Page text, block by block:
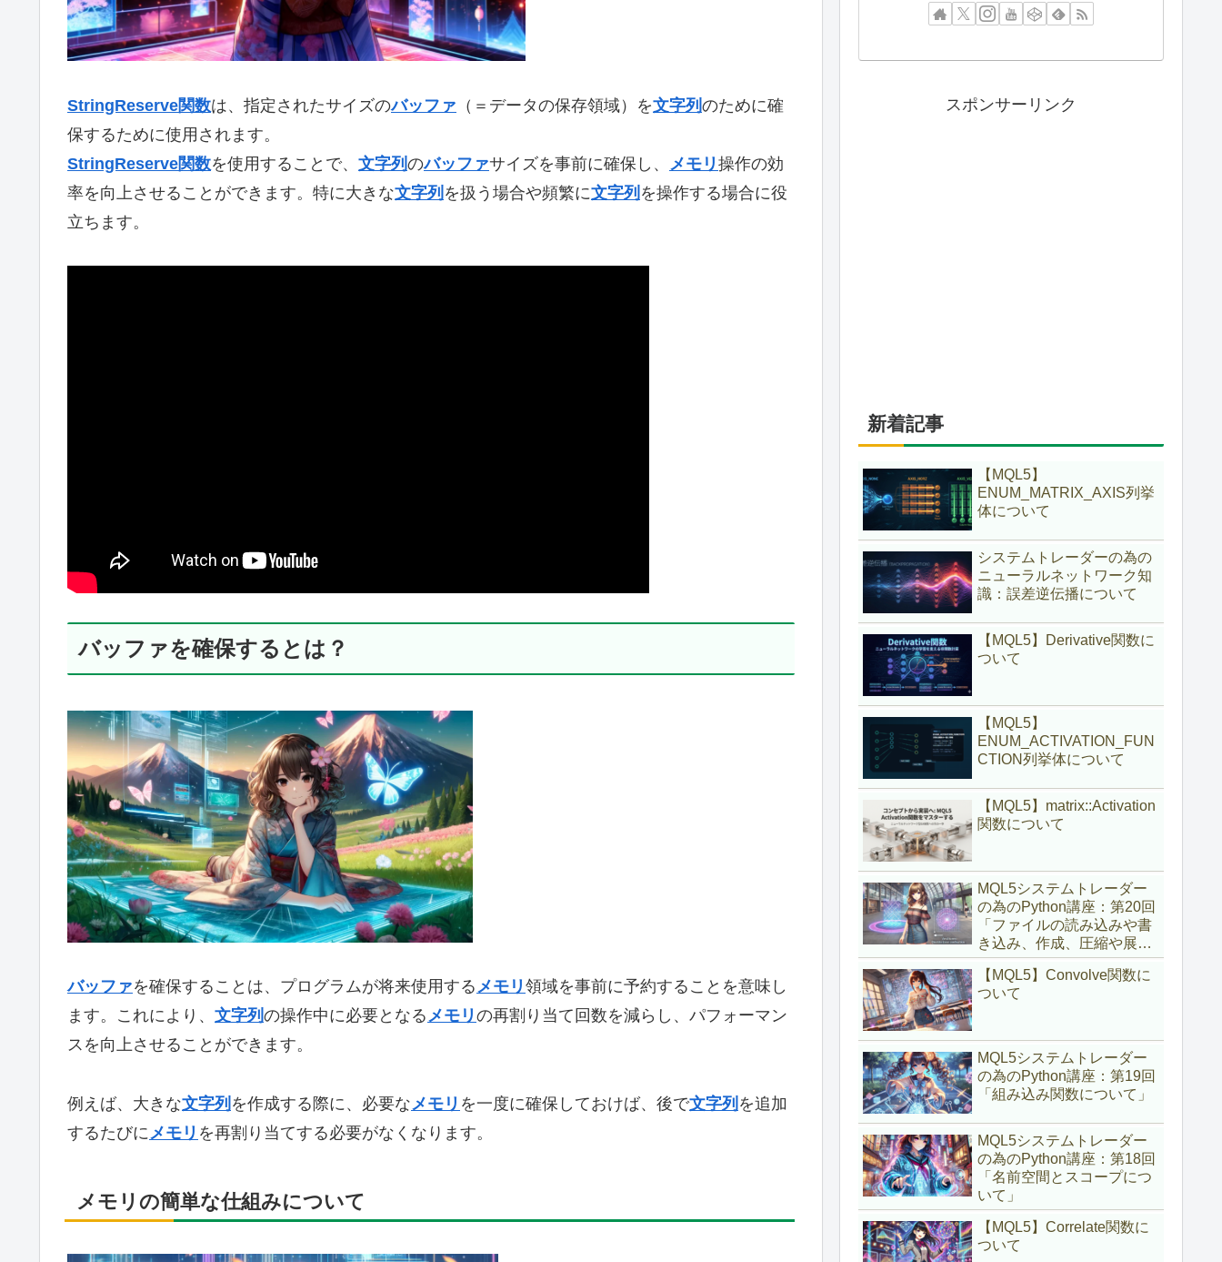
StringReserve関数は、指定されたサイズのバッファ （＝データの保存領域）を文字列 のために確
保するために使用されます。
StringReserve関数を使用することで、 文字列 のバッファサイズを事前に確保し、 メモリ 操作の効
率を向上させることができます。特に大きな文字列 を扱う場合や頻繁に文字列 を操作する場合に役
立ちます。
バッファを確保するとは？
バッファを確保することは、プログラムが将来使用するメモリ 領域を事前に予約することを意味し
ます。これにより、 文字列 の操作中に必要となるメモリ の再割り当て回数を減らし、パフォーマン
スを向上させることができます。
例えば、大きな文字列 を作成する際に、必要な メモリ を一度に確保しておけば、後で文字列 を追加
するたびに メモリ を再割り当てする必要がなくなります。
メモリの簡単な仕組みについて
スポンサーリンク
新着記事
【MQL5】
ENUM_MATRIX_AXIS列挙
体について
システムトレーダーの為の
ニューラルネットワーク知
識：誤差逆伝播について
【MQL5】Derivative関数に
ついて
【MQL5】
ENUM_ACTIVATION_FUN
CTION列挙体について
【MQL5】matrix::Activation
関数について
MQL5システムトレーダー
の為のPython講座：第20回
「ファイルの読み込みや書
き込み、作成、圧縮や展開
について」
【MQL5】Convolve関数に
ついて
MQL5システムトレーダー
の為のPython講座：第19回
「組み込み関数について」
MQL5システムトレーダー
の為のPython講座：第18回
「名前空間とスコープにつ
いて」
【MQL5】Correlate関数に
ついて